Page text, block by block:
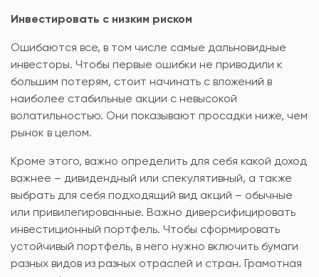
Инвестировать с низким риском
Ошибаются все, в том числе самые дальновидные
инвесторы. Чтобы первые ошибки не приводили к
большим потерям, стоит начинать с вложений в
наиболее стабильные акции с невысокой
волатильностью. Они показывают просадки ниже, чем
рынок в целом.
Кроме этого, важно определить для себя какой доход
важнее – дивидендный или спекулятивный, а также
выбрать для себя подходящий вид акций – обычные
или привилегированные. Важно диверсифицировать
инвестиционный портфель. Чтобы сформировать
устойчивый портфель, в него нужно включить бумаги
разных видов из разных отраслей и стран. Грамотная